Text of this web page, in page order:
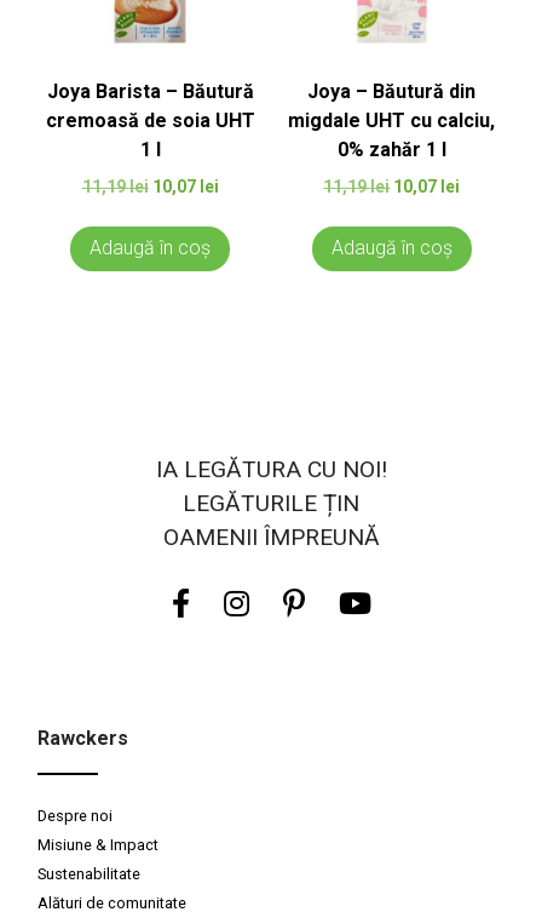
Joya Barista – Băutură
cremoasă de soia UHT
1 l
11,19lei Prețul
fost:
10,07 leiPrețul
este:
10,07 lei.
Adaugă în coș
Joya – Băutură din
migdale UHT cu calciu,
0% zahăr 1 l
11,19lei Prețul
fost:
10,07 lei
este:
10,07 lei.
Adaugă în coș
IA LEGĂTURA CU NOI!
LEGĂTURILE ȚIN
OAMENII ÎMPREUNĂ
Rawckers
Despre noi
Misiune & Impact
Sustenabilitate
Alături de comunitate